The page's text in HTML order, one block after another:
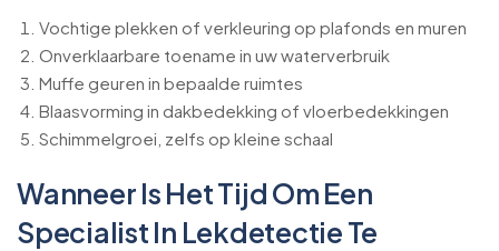
Vochtige plekken of verkleuring op plafonds en muren
Onverklaarbare toename in uw waterverbruik
Muffe geuren in bepaalde ruimtes
Blaasvorming in dakbedekking of vloerbedekkingen
Schimmelgroei, zelfs op kleine schaal
Wanneer Is Het Tijd Om Een
Specialist In Lekdetectie Te